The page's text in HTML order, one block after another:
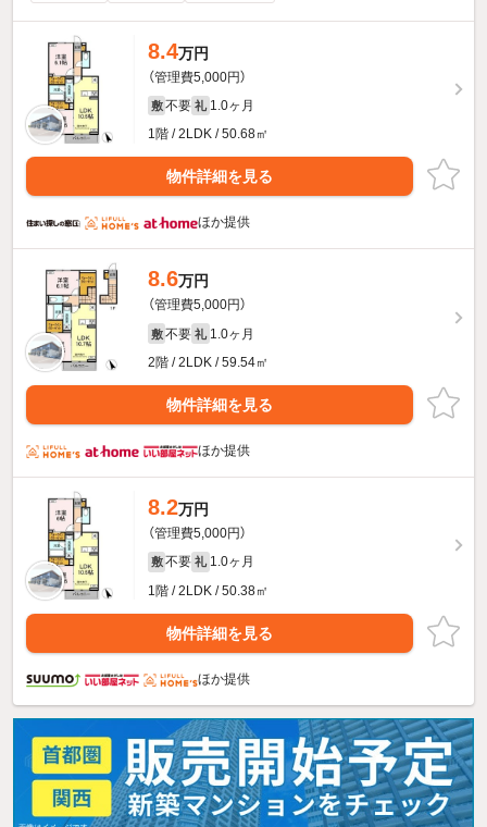
8.4万円
（管理費5,000円）
敷 不要 礼 1.0ヶ月
1階 / 2LDK / 50.68㎡
物件詳細を見る
ほか提供
8.6万円
（管理費5,000円）
敷 不要 礼 1.0ヶ月
2階 / 2LDK / 59.54㎡
物件詳細を見る
ほか提供
8.2万円
（管理費5,000円）
敷 不要 礼 1.0ヶ月
1階 / 2LDK / 50.38㎡
物件詳細を見る
ほか提供